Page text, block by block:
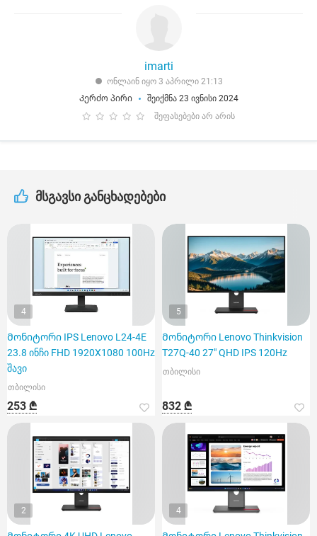
imarti
ონლაინ იყო 3 აპრილი 21:13
Კერძო პირი
შეიქმნა 23 ივნისი 2024
შეფასებები არ არის
მსგავსი განცხადებები
4
Მონიტორი IPS Lenovo L24-4E
23.8 ინჩი FHD 1920X1080 100Hz
შავი
თბილისი
253 ₾
5
Მონიტორი Lenovo Thinkvision
T27Q-40 27" QHD IPS 120Hz
თბილისი
832 ₾
2 4